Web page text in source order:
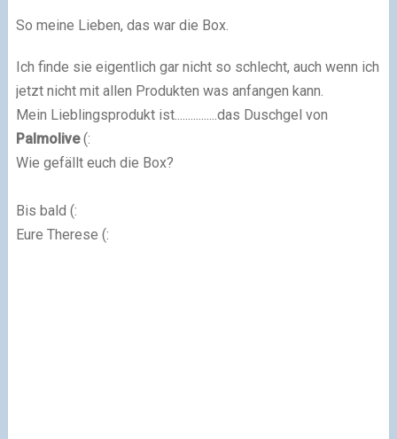
So meine Lieben, das war die Box.
Ich finde sie eigentlich gar nicht so schlecht, auch wenn ich
jetzt nicht mit allen Produkten was anfangen kann.
Mein Lieblingsprodukt ist................das Duschgel von
Palmolive(:
Wie gefällt euch die Box?
Bis bald (:
Eure Therese (: